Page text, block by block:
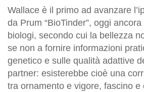
Wallace è il primo ad avanzare
da Prum “BioTinder”, oggi
biologi, secondo cui la bellezza
se non a fornire informazioni
genetico e sulle qualità adattive
partner: esisterebbe cioè una
tra ornamento e vigore, fascino e